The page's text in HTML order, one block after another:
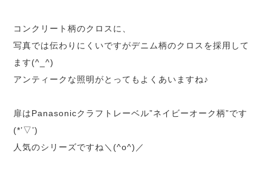
コンクリート柄のクロスに、
写真では伝わりにくいですがデニム柄のクロスを採用して
ます(^_^)
アンティークな照明がとってもよくあいますね♪
扉はPanasonicクラフトレーベル”ネイビーオーク柄”です
(*’▽’)
人気のシリーズですね＼(^o^)／